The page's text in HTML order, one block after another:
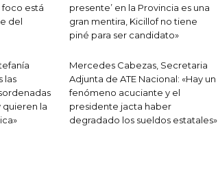
foco está
del
presente’ en la Provincia es una
gran mentira, Kicillof no tiene
piné para ser candidato»
las
quieren la
Mercedes Cabezas, Secretaria
Adjunta de ATE Nacional: «Hay un
fenómeno acuciante y el
presidente jacta haber
degradado los sueldos estatales»